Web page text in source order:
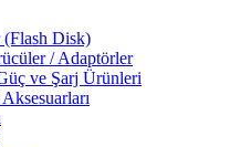
Disk)
/ Adaptörler
ve Şarj Ürünleri